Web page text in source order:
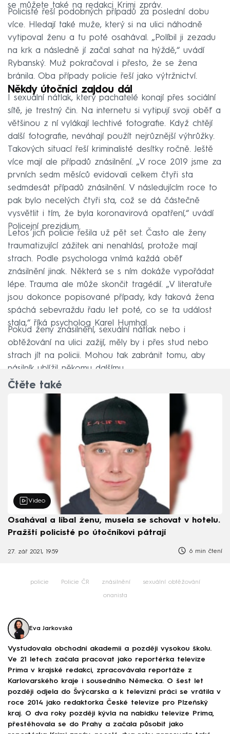
se můžete také na redakci Krimi zpráv.
Policisté řeší podobných případů za poslední dobu
více. Hledají také muže, který si na ulici náhodně
vytipoval ženu a tu poté osahával. „Políbil ji zezadu
na krk a následně jí začal sahat na hýždě,“ uvádí
Rybanský. Muž pokračoval i přesto, že se žena
bránila. Oba případy policie řeší jako výtržnictví.
Někdy útočníci zajdou dál
I sexuální nátlak, který pachatelé konají přes sociální
sítě, je trestný čin. Na internetu si vytipují svoji oběť a
většinou z ní vylákají lechtivé fotografie. Když chtějí
další fotografie, neváhají použít nejrůznější výhrůžky.
Takových situací řeší kriminalisté desítky ročně. Ještě
více mají ale případů znásilnění. „V roce 2019 jsme za
prvních sedm měsíců evidovali celkem čtyři sta
sedmdesát případů znásilnění. V následujícím roce to
pak bylo necelých čtyři sta, což se dá částečně
vysvětlit i tím, že byla koronavirová opatření,“ uvádí
Policejní prezidium.
Letos jich policie řešila už pět set. Často ale ženy
traumatizující zážitek ani nenahlásí, protože mají
strach. Podle psychologa vnímá každá oběť
znásilnění jinak. Některá se s ním dokáže vypořádat
lépe. Trauma ale může skončit tragédií. „V literatuře
jsou dokonce popisované případy, kdy taková žena
spáchá sebevraždu řadu let poté, co se ta událost
stala,“ říká psycholog Karel Humhal.
Pokud ženy znásilnění, sexuální nátlak nebo i
obtěžování na ulici zažijí, měly by i přes stud nebo
strach jít na policii. Mohou tak zabránit tomu, aby
násilník ublížil někomu dalšímu.
Čtěte také
Video
Osahával a líbal ženu, musela se schovat v hotelu.
Pražští policisté po útočníkovi pátrají
27. zář 2021, 19:59 6 min čtení
policie Policie ČR znásilnění sexuální obtěžování
onanista
Eva Jarkovská
Vystudovala obchodní akademii a později vysokou školu.
Ve 21 letech začala pracovat jako reportérka televize
Prima v krajské redakci, zpracovávala reportáže z
Karlovarského kraje i sousedního Německa. O šest let
později odjela do Švýcarska a k televizní práci se vrátila v
roce 2014 jako redaktorka České televize pro Plzeňský
kraj. O dva roky později kývla na nabídku televize Prima,
přestěhovala se do Prahy a začala působit jako